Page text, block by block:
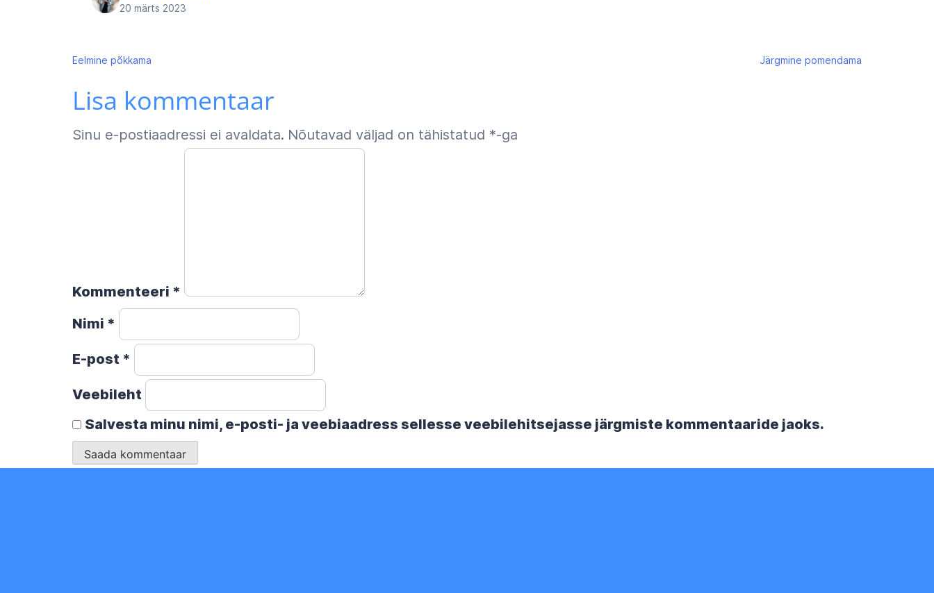
20 märts 2023
Navigeerimine
Eelmine põkkama Järgmine pomendama
Lisa kommentaar
Sinu e-postiaadressi ei avaldata. Nõutavad väljad on tähistatud *-ga
Kommenteeri *
Nimi *
E-post *
Veebileht
Salvesta minu nimi, e-posti- ja veebiaadress sellesse veebilehitsejasse järgmiste kommentaaride jaoks.